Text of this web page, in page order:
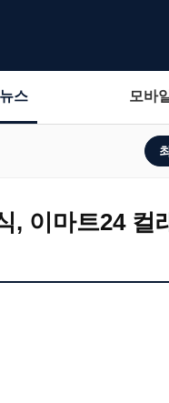
뉴스 모바일
, 이마트24